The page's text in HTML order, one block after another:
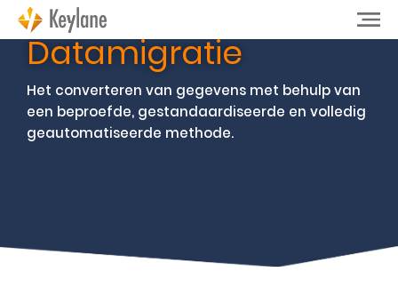
Datamigratie
Het converteren van gegevens met behulp van
een beproefde, gestandaardiseerde en volledig
geautomatiseerde methode.